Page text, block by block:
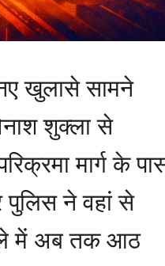
खुलासे सामने
शुक्ला से
मार्ग के
पुलिस ने वहां से
में अब तक आठ